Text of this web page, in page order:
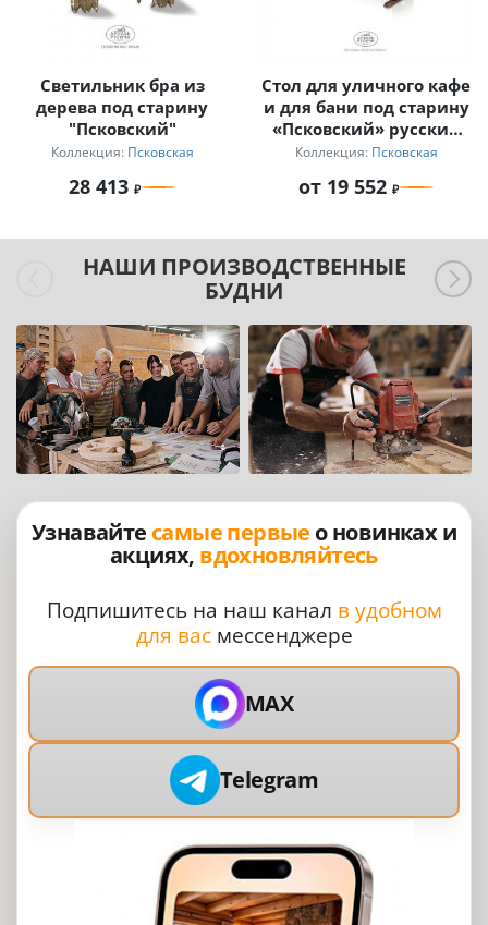
Светильник бра из
дерева под старину
"Псковский"
Коллекция: Псковская
28 413
Стол для уличного кафе
и для бани под старину
«Псковский» русский
лофт
Коллекция: Псковская
от 19 552
НАШИ ПРОИЗВОДСТВЕННЫЕ
БУДНИ
Узнавайте самые первые о новинках и
акциях, вдохновляйтесь
Подпишитесь на наш канал в удобном
для васмессенджере
MAX
Telegram